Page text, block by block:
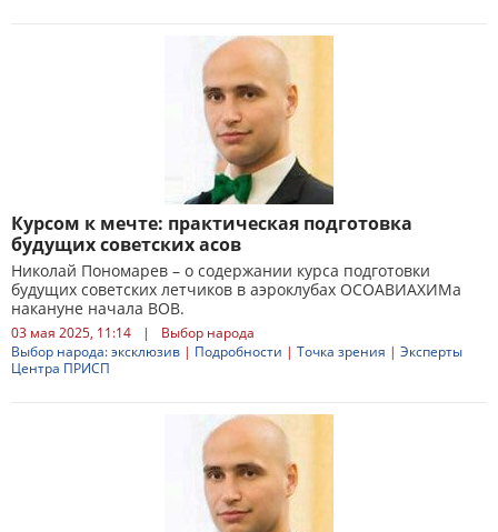
Курсом к мечте: практическая подготовка
будущих советских асов
Николай Пономарев – о содержании курса подготовки
будущих советских летчиков в аэроклубах ОСОАВИАХИМа
накануне начала ВОВ.
03 мая 2025, 11:14 |
Выбор народа
Выбор народа: эксклюзив | Подробности | Точка зрения | Эксперты
Центра ПРИСП